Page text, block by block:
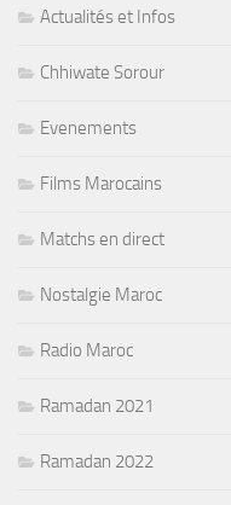
Actualités et Infos
Chhiwate Sorour
Evenements
Films Marocains
Matchs en direct
Nostalgie Maroc
Radio Maroc
Ramadan 2021
Ramadan 2022